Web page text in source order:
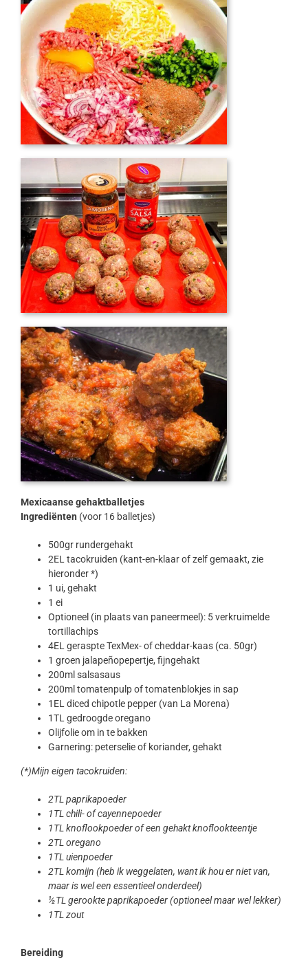
Mexicaanse gehaktballetjes
Ingrediënten (voor 16 balletjes)
500gr rundergehakt
2EL tacokruiden (kant-en-klaar of zelf gemaakt, zie
hieronder *)
1 ui, gehakt
1 ei
Optioneel (in plaats van paneermeel): 5 verkruimelde
tortillachips
4EL geraspte TexMex- of cheddar-kaas (ca. 50gr)
1 groen jalapeñopepertje, fijngehakt
200ml salsasaus
200ml tomatenpulp of tomatenblokjes in sap
1EL diced chipotle pepper (van La Morena)
1TL gedroogde oregano
Olijfolie om in te bakken
Garnering: peterselie of koriander, gehakt
(*)Mijn eigen tacokruiden:
2TL paprikapoeder
1TL chili- of cayennepoeder
1TL knoflookpoeder of een gehakt knoflookteentje
2TL oregano
1TL uienpoeder
2TL komijn (heb ik weggelaten, want ik hou er niet van,
maar is wel een essentieel onderdeel)
½TL gerookte paprikapoeder (optioneel maar wel lekker)
1TL zout
Bereiding